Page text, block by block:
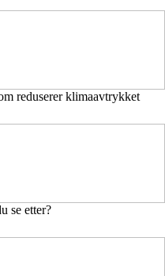
reduserer klimaavtrykket
se etter?